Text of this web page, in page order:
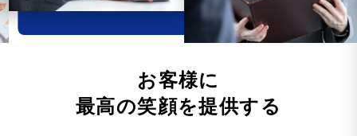
お客様に
最高の笑顔を提供する